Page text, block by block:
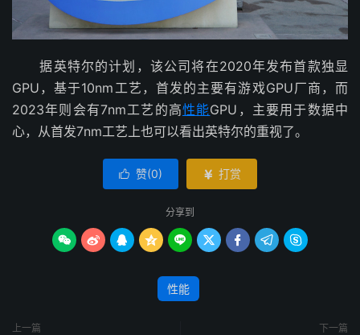
据英特尔的计划，该公司将在2020年发布首款独显
GPU，基于10nm工艺，首发的主要有游戏GPU厂商，而
2023年则会有7nm工艺的高性能GPU，主要用于数据中
心，从首发7nm工艺上也可以看出英特尔的重视了。
 赞(0)  打赏
分享到
        
性能
上一篇 下一篇